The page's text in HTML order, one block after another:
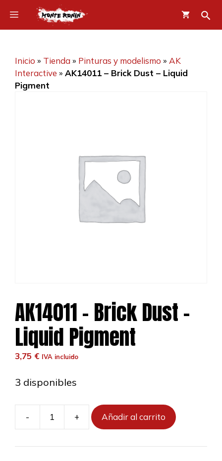
contenido
Menú
Inicio » Tienda» Pinturas y modelismo » AK
Interactive » AK14011 – Brick Dust – Liquid
Pigment
AK14011 – Brick Dust –
Liquid Pigment
3,75 € IVA incluido
3 disponibles
-
AK14011
Brick
+ Añadir al carrito